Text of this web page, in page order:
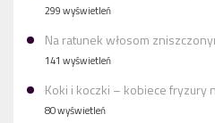
299 wyświetleń
Na ratunek włosom
141 wyświetleń
Koki i koczki – kobiece fryzury
80 wyświetleń